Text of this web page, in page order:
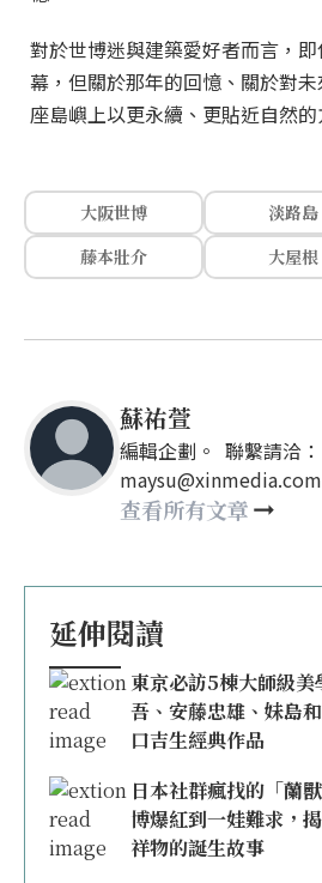
對於世博迷與建築愛好者而言，
幕，但關於那年的回憶、關於對
座島嶼上以更永續、更貼近自然的
大阪世博
淡路島
藤本壯介
大屋根
蘇祐萱
編輯企劃。 聯繫請洽：
may860527@gmail.com
查看所有文章
延伸閱讀
東京必訪5棟大師級
吾、安藤忠雄、妹島
口吉生經典作品
日本社群瘋找的「蘭
博爆紅到一娃難求，
祥物的誕生故事